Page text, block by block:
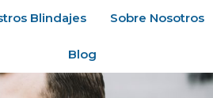
Blindajes Sobre Nosotros
Blog